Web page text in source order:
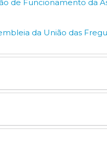
de Funcionamento da
da União das